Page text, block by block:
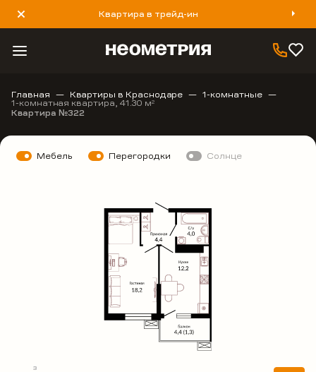
Квартира в трейд-ин
8 800 777 40 93
Главная Квартиры в Краснодаре 1-комнатные
1-комнатная квартира, 41.30 м2
Квартира №322
Мебель Перегородки Солнце
З